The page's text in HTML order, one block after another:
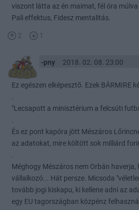
viszont látta az én maimat, fél óra
Pali effektus, Fidesz mentalitás.
2 1
-pny 2018. 02. 08. 23:00
Ez egészen elképesztő. Ezek BÁRMIRE
.
"Lecsapott a minisztérium a felcsúti
.
És ez pont kapóra jött Mészáros
az adatokat, mire költött sok milliárd
.
Méghogy Mészáros nem Orbán haverja,
vállalkozó... Hát persze. Micsoda
tovább jogi kiskapu, ki kellene adni az
egy EU tagországban közpénz